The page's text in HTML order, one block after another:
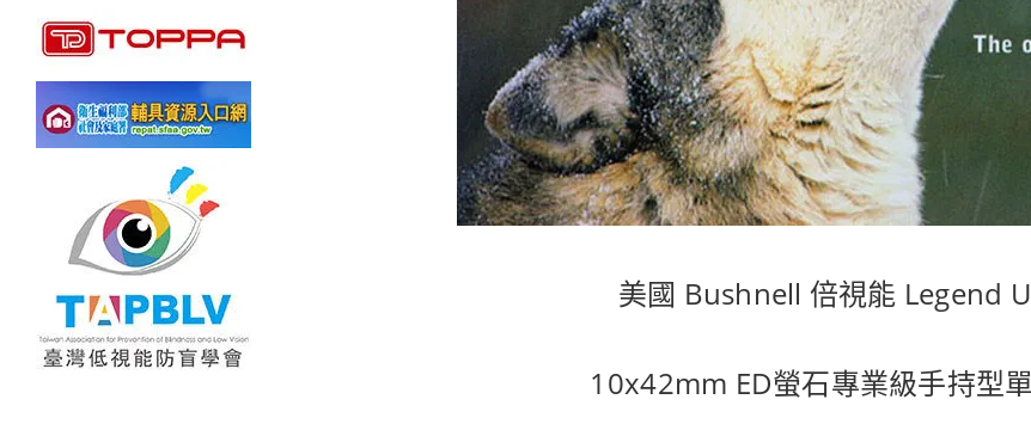
美國 Bushnell 倍視能 Legend
10x42mm ED螢石專業級手持型